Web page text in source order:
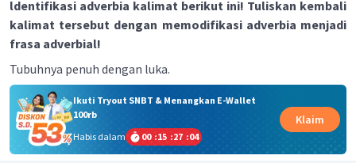
ldentifikasi adverbia kalimat berikut ini! Tuliskan kembali
kalimat tersebut dengan memodifikasi adverbia menjadi
frasa adverbial!
Tubuhnya penuh dengan luka.
Ikuti Tryout SNBT & Menangkan E-Wallet
100rb
Habis dalam
00 :15 :27 :04
Klaim